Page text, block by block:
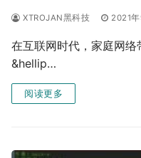
XTROJAN黑科技 2021
在互联网时代，家庭网
&hellip…
阅读更多